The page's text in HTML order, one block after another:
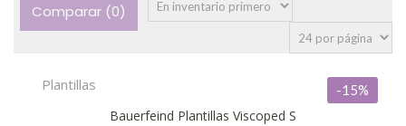
Comparar (0)
Plantillas
Bauerfeind Plantillas Viscoped S
-15%